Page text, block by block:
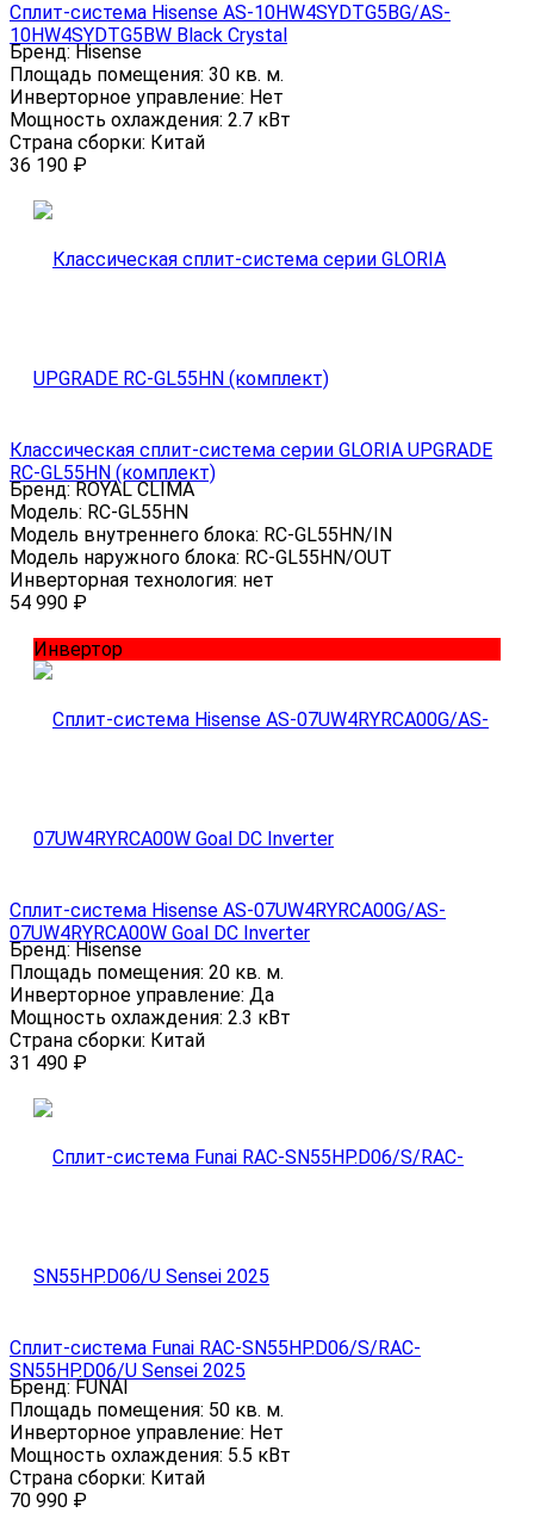
Сплит-система Hisense AS-10HW4SYDTG5BG/AS-
10HW4SYDTG5BW Black Crystal
Бренд: Hisense
Площадь помещения: 30 кв. м.
Инверторное управление: Нет
Мощность охлаждения: 2.7 кВт
Страна сборки: Китай
36 190 ₽
Классическая сплит-система серии GLORIA UPGRADE
RC-GL55HN (комплект)
Бренд: ROYAL CLIMA
Модель: RC-GL55HN
Модель внутреннего блока: RC-GL55HN/IN
Модель наружного блока: RC-GL55HN/OUT
Инверторная технология: нет
54 990 ₽
Инвертор
Сплит-система Hisense AS-07UW4RYRCA00G/AS-
07UW4RYRCA00W Goal DC Inverter
Бренд: Hisense
Площадь помещения: 20 кв. м.
Инверторное управление: Да
Мощность охлаждения: 2.3 кВт
Страна сборки: Китай
31 490 ₽
Сплит-система Funai RAC-SN55HP.D06/S/RAC-
SN55HP.D06/U Sensei 2025
Бренд: FUNAI
Площадь помещения: 50 кв. м.
Инверторное управление: Нет
Мощность охлаждения: 5.5 кВт
Страна сборки: Китай
70 990 ₽